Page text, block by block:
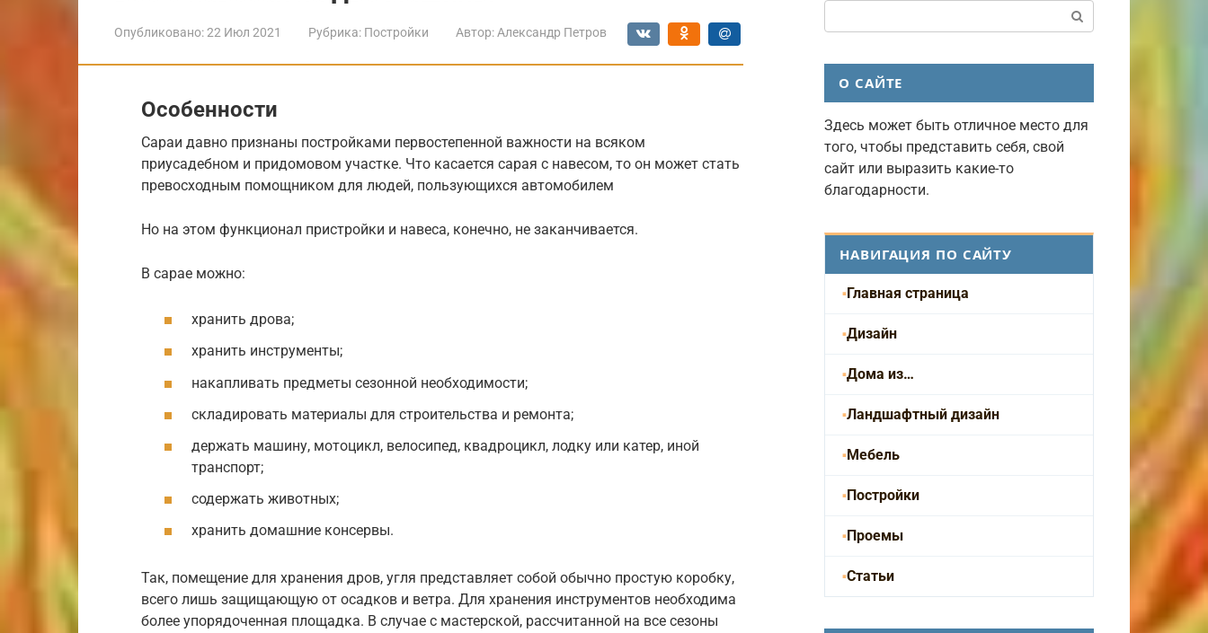
Опубликовано:22 Июл 2021 Рубрика: Постройки Автор: Александр Петров
Особенности
Сараи давно признаны постройками первостепенной важности на всяком
приусадебном и придомовом участке. Что касается сарая с навесом, то он может стать
превосходным помощником для людей, пользующихся автомобилем
Но на этом функционал пристройки и навеса, конечно, не заканчивается.
В сарае можно:
хранить дрова;
хранить инструменты;
накапливать предметы сезонной необходимости;
складировать материалы для строительства и ремонта;
держать машину, мотоцикл, велосипед, квадроцикл, лодку или катер, иной
транспорт;
содержать животных;
хранить домашние консервы.
Так, помещение для хранения дров, угля представляет собой обычно простую коробку,
всего лишь защищающую от осадков и ветра. Для хранения инструментов необходима
более упорядоченная площадка. В случае с мастерской, рассчитанной на все сезоны
О САЙТЕ
Здесь может быть отличное место для
того, чтобы представить себя, свой
сайт или выразить какие-то
благодарности.
НАВИГАЦИЯ ПО САЙТУ
Главная страница
Дизайн
Дома из…
Ландшафтный дизайн
Мебель
Постройки
Проемы
Статьи